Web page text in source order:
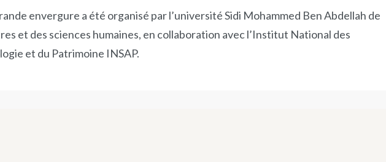
envergure a été organisé par l’université Sidi Mohammed Ben Abdellah de
et des sciences humaines, en collaboration avec l’Institut National des
et du Patrimoine INSAP.